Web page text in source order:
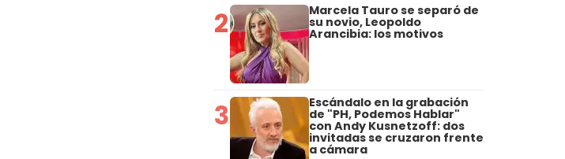
2 Marcela Tauro se separó de
su novio, Leopoldo
Arancibia: los motivos
3 Escándalo en la grabación
de "PH, Podemos Hablar"
con Andy Kusnetzoff: dos
invitadas se cruzaron frente
a cámara